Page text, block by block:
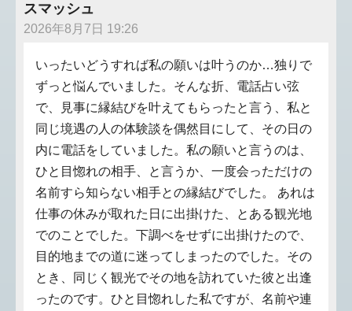
スマッシュ
2026年8月7日 19:26
いったいどうすれば私の願いは叶うのか…独りで
ずっと悩んでいました。そんな折、電話占い弦
で、見事に縁結びを叶えてもらったと言う、私と
同じ境遇の人の体験談を偶然目にして、その日の
内に電話をしていました。私の願いと言うのは、
ひと目惚れの相手、と言うか、一度会っただけの
名前すら知らない相手との縁結びでした。 あれは
仕事の休みが取れた日に出掛けた、とある観光地
でのことでした。下調べをせずに出掛けたので、
目的地までの道に迷ってしまったのでした。その
とき、同じく観光でその地を訪れていた彼と出逢
ったのです。ひと目惚れした私ですが、名前や連